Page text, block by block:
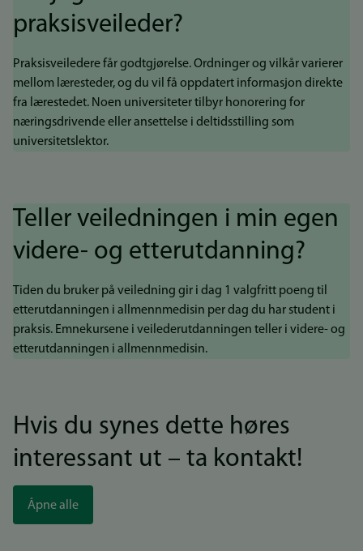
praksisveileder?
Praksisveiledere får godtgjørelse. Ordninger og vilkår varierer
mellom læresteder, og du vil få oppdatert informasjon direkte
fra lærestedet. Noen universiteter tilbyr honorering for
næringsdrivende eller ansettelse i deltidsstilling som
universitetslektor.
Teller veiledningen i min egen
videre- og etterutdanning?
Tiden du bruker på veiledning gir i dag 1 valgfritt poeng til
etterutdanningen i allmennmedisin per dag du har student i
praksis. Emnekursene i veilederutdanningen teller i videre- og
etterutdanningen i allmennmedisin.
Hvis du synes dette høres
interessant ut – ta kontakt!
Åpne alle